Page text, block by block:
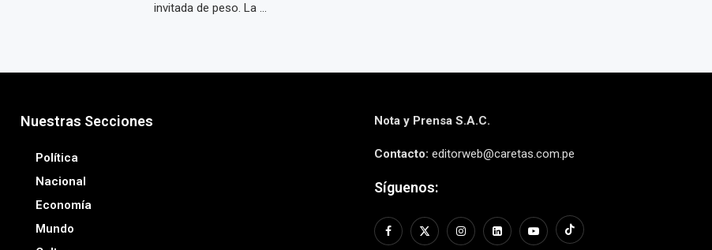
invitada de peso. La ...
Nuestras Secciones
Política
Nacional
Economía
Mundo
Nota y Prensa S.A.C.
Contacto: editorweb@caretas.com.pe
Síguenos: